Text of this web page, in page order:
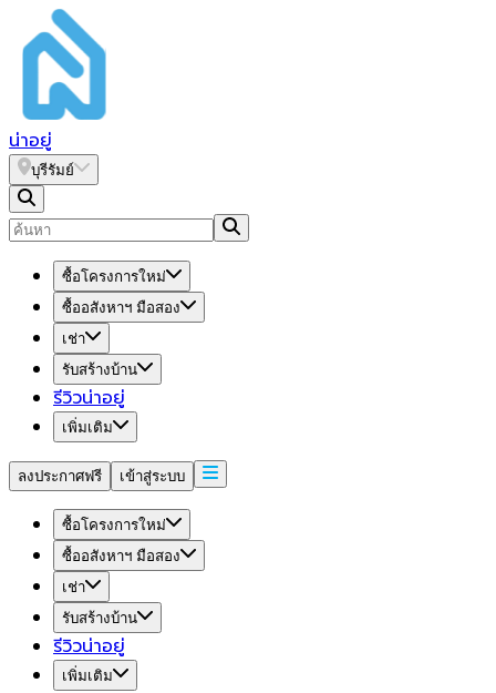
น่าอยู่
บุรีรัมย์
ซื้อโครงการใหม่
ซื้ออสังหาฯ มือสอง
เช่า
รับสร้างบ้าน
รีวิวน่าอยู่
เพิ่มเติม
ลงประกาศฟรี เข้าสู่ระบบ
ซื้อโครงการใหม่
ซื้ออสังหาฯ มือสอง
เช่า
รับสร้างบ้าน
รีวิวน่าอยู่
เพิ่มเติม